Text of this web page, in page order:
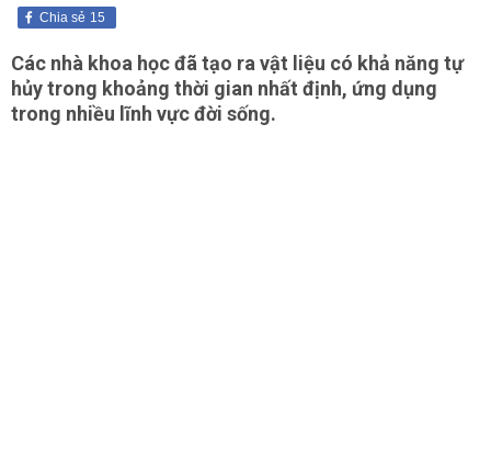
15
Chia sẻ
Các nhà khoa học đã tạo ra vật liệu có khả năng tự
hủy trong khoảng thời gian nhất định, ứng dụng
trong nhiều lĩnh vực đời sống.